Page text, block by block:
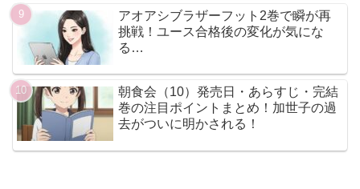
アオアシブラザーフット2巻で瞬が再
挑戦！ユース合格後の変化が気にな
る…
朝食会（10）発売日・あらすじ・完結
巻の注目ポイントまとめ！加世子の過
去がついに明かされる！